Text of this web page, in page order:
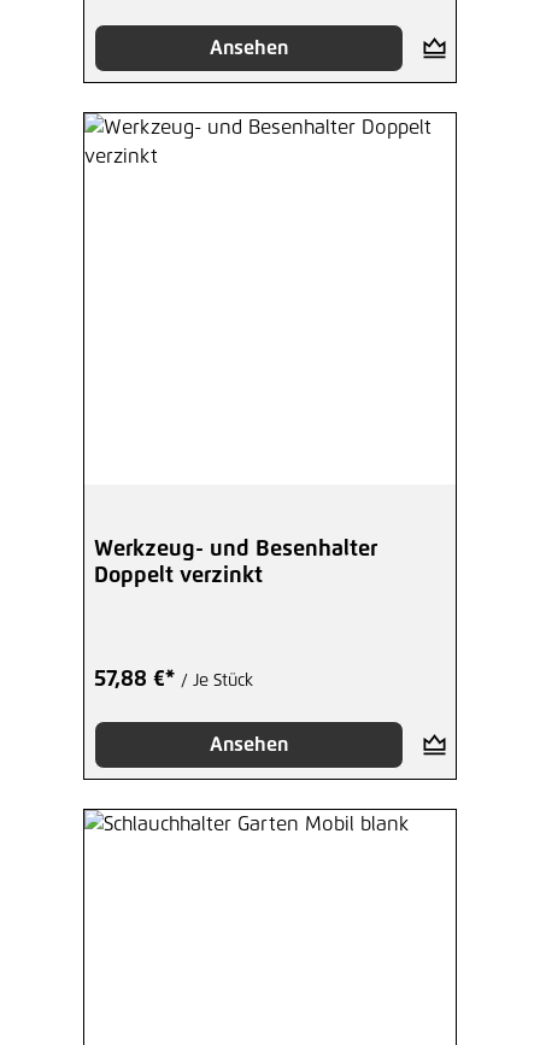
Ansehen
Werkzeug- und Besenhalter
Doppelt verzinkt
57,88 €* / Je Stück
Ansehen